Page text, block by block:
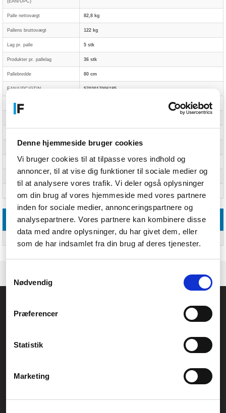
Denne hjemmeside bruger cookies
Vi bruger cookies til at tilpasse vores indhold og
annoncer, til at vise dig funktioner til sociale medier og
til at analysere vores trafik. Vi deler også oplysninger
om din brug af vores hjemmeside med vores partnere
inden for sociale medier, annonceringspartnere og
analysepartnere. Vores partnere kan kombinere disse
data med andre oplysninger, du har givet dem, eller
som de har indsamlet fra din brug af deres tjenester.
Nødvendig
Præferencer
Statistik
Marketing
(EAN/UPC)
Palle nettovægt 82,8 kg
Pallens bruttovægt 122 kg
Lag pr. palle 5 stk
Produkter pr. pallelag 36 stk
Pallebredde 80 cm
EAN/UPC/GTIN 5702017006185
Pallehøjde
Product reveal date 16-04-2021
Product street date 01-06-2021
120 cm
Leverandørfunktioner
CVR.: 26208637
Generelle henvendelser:
Service- og reklamationsafdelingen: